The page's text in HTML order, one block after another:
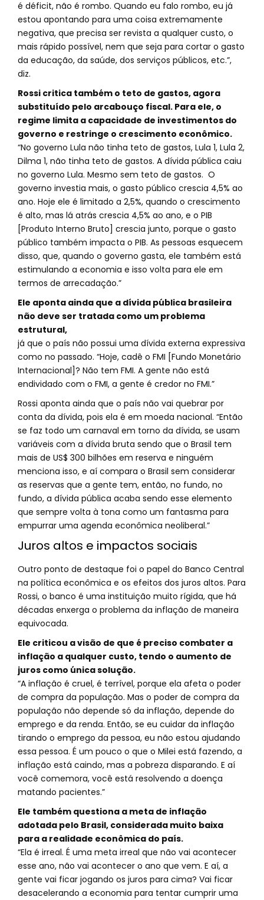
é déficit, não é rombo. Quando eu falo rombo, eu já
estou apontando para uma coisa extremamente
negativa, que precisa ser revista a qualquer custo, o
mais rápido possível, nem que seja para cortar o gasto
da educação, da saúde, dos serviços públicos, etc.”,
diz.
Rossi critica também o teto de gastos, agora
substituído pelo arcabouço fiscal. Para ele, o
regime limita a capacidade de investimentos do
governo e restringe o crescimento econômico.
“No governo Lula não tinha teto de gastos, Lula 1, Lula 2,
Dilma 1, não tinha teto de gastos. A dívida pública caiu
no governo Lula. Mesmo sem teto de gastos. O
governo investia mais, o gasto público crescia 4,5% ao
ano. Hoje ele é limitado a 2,5%, quando o crescimento
é alto, mas lá atrás crescia 4,5% ao ano, e o PIB
[Produto Interno Bruto] crescia junto, porque o gasto
público também impacta o PIB. As pessoas esquecem
disso, que, quando o governo gasta, ele também está
estimulando a economia e isso volta para ele em
termos de arrecadação.”
Ele aponta ainda que a dívida pública brasileira
não deve ser tratada como um problema
estrutural,
já que o país não possui uma dívida externa expressiva
como no passado. “Hoje, cadê o FMI [Fundo Monetário
Internacional]? Não tem FMI. A gente não está
endividado com o FMI, a gente é credor no FMI.”
Rossi aponta ainda que o país não vai quebrar por
conta da dívida, pois ela é em moeda nacional. “Então
se faz todo um carnaval em torno da dívida, se usam
variáveis com a dívida bruta sendo que o Brasil tem
mais de US$ 300 bilhões em reserva e ninguém
menciona isso, e aí compara o Brasil sem considerar
as reservas que a gente tem, então, no fundo, no
fundo, a dívida pública acaba sendo esse elemento
que sempre volta à tona como um fantasma para
empurrar uma agenda econômica neoliberal.”
Juros altos e impactos sociais
Outro ponto de destaque foi o papel do Banco Central
na política econômica e os efeitos dos juros altos. Para
Rossi, o banco é uma instituição muito rígida, que há
décadas enxerga o problema da inflação de maneira
equivocada.
Ele criticou a visão de que é preciso combater a
inflação a qualquer custo, tendo o aumento de
juros como única solução.
“A inflação é cruel, é terrível, porque ela afeta o poder
de compra da população. Mas o poder de compra da
população não depende só da inflação, depende do
emprego e da renda. Então, se eu cuidar da inflação
tirando o emprego da pessoa, eu não estou ajudando
essa pessoa. É um pouco o que o Milei está fazendo, a
inflação está caindo, mas a pobreza disparando. E aí
você comemora, você está resolvendo a doença
matando pacientes.”
Ele também questiona a meta de inflação
adotada pelo Brasil, considerada muito baixa
para a realidade econômica do país.
“Ela é irreal. É uma meta irreal que não vai acontecer
esse ano, não vai acontecer o ano que vem. E aí, a
gente vai ficar jogando os juros para cima? Vai ficar
desacelerando a economia para tentar cumprir uma